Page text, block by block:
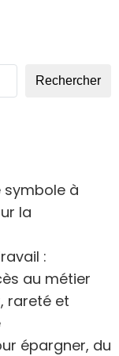
Rechercher
symbole à
la
:
au métier
rareté et
épargner, du